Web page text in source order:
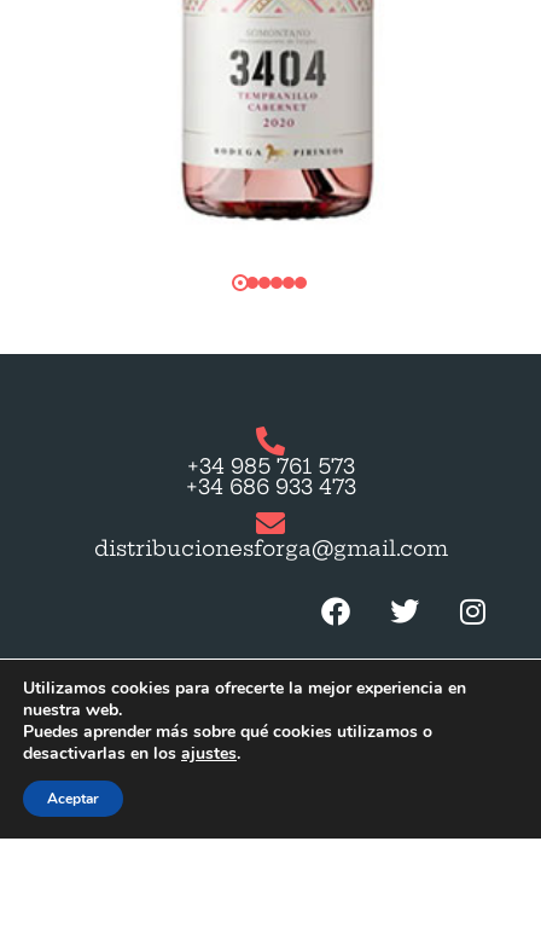
+34 985 761 573
+34 686 933 473
distribucionesforga@gmail.com
© 2023 by Gapmedia
Utilizamos cookies para ofrecerte la mejor experiencia en
nuestra web.
Puedes aprender más sobre qué cookies utilizamos o
desactivarlas en los ajustes.
Aceptar